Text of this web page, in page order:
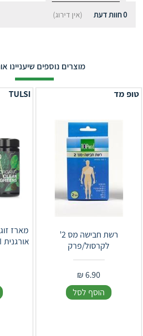
0חוות דעת (אין דירוג)
מוצרים נוספים שיעניינו
טופ מד
רשת חבישה מס 2'
לקרסול/פרק
6.90
₪
הוסף לסל
TULSI
מארז
אורגנית TULSI (לשעבר פוקה)